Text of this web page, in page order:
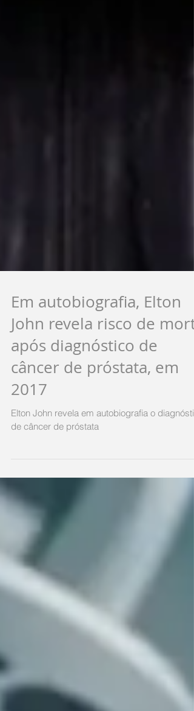
Em autobiografia, Elton
John revela risco de morte
após diagnóstico de
câncer de próstata, em
2017
Elton John revela em autobiografia o